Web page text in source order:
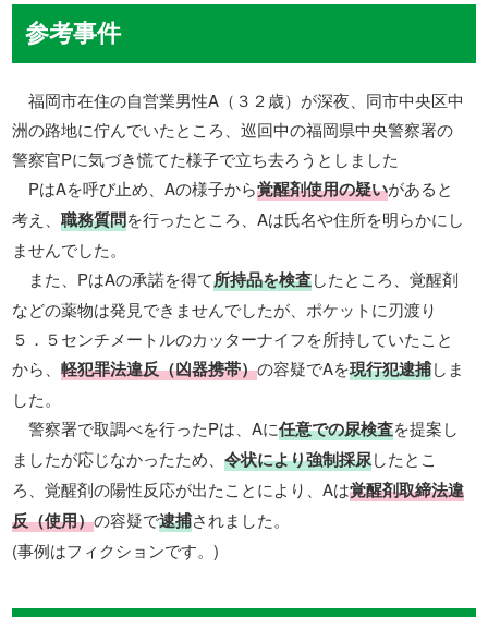
参考事件
福岡市在住の自営業男性A（３２歳）が深夜、同市中央区中
洲の路地に佇んでいたところ、巡回中の福岡県中央警察署の
警察官Pに気づき慌てた様子で立ち去ろうとしました
PはAを呼び止め、Aの様子から覚醒剤使用の疑いがあると
考え、職務質問を行ったところ、Aは氏名や住所を明らかにし
ませんでした。
また、PはAの承諾を得て所持品を検査したところ、覚醒剤
などの薬物は発見できませんでしたが、ポケットに刃渡り
５．５センチメートルのカッターナイフを所持していたこと
から、軽犯罪法違反（凶器携帯）の容疑でAを現行犯逮捕しま
した。
警察署で取調べを行ったPは、Aに任意での尿検査を提案し
ましたが応じなかったため、令状により強制採尿したとこ
ろ、覚醒剤の陽性反応が出たことにより、Aは覚醒剤取締法違
反（使用）の容疑で逮捕されました。
(事例はフィクションです。)